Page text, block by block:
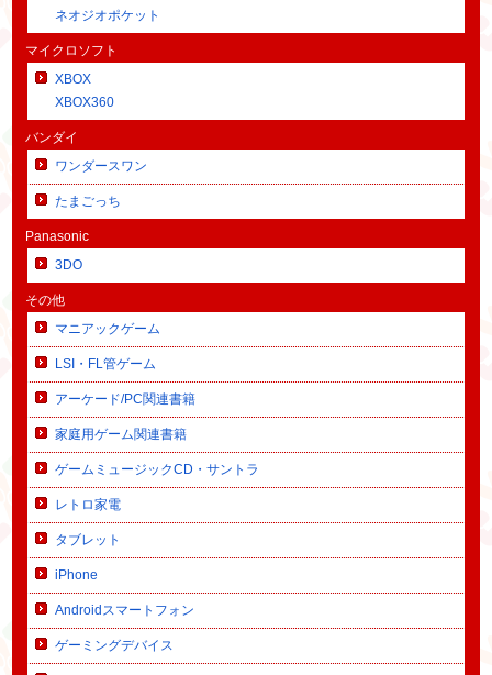
ネオジオポケット
マイクロソフト
XBOX
XBOX360
バンダイ
ワンダースワン
たまごっち
Panasonic
3DO
その他
マニアックゲーム
LSI・FL管ゲーム
アーケード/PC関連書籍
家庭用ゲーム関連書籍
ゲームミュージックCD・サントラ
レトロ家電
タブレット
iPhone
Androidスマートフォン
ゲーミングデバイス